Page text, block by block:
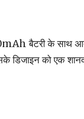
बैटरी के साथ
डिजाइन को एक